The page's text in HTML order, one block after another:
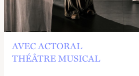
AVEC ACTORAL
THÉÂTRE MUSICAL